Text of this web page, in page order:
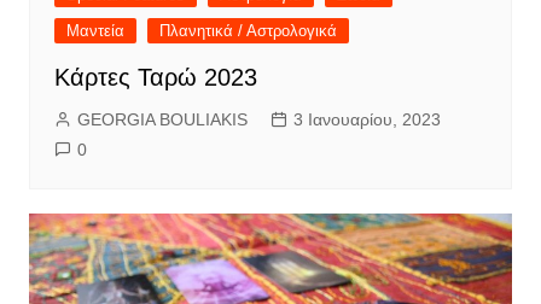
Μαντεία
Πλανητικά / Αστρολογικά
Κάρτες Ταρώ 2023
GEORGIA BOULIAKIS
3 Ιανουαρίου, 2023
0